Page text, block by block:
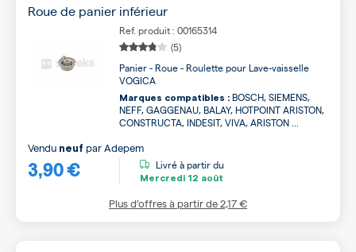
Roue de panier inférieur
Ref. produit : 00165314
(5)
Panier - Roue - Roulette pour Lave-vaisselle
VOGICA
Marques compatibles : BOSCH, SIEMENS,
NEFF, GAGGENAU, BALAY, HOTPOINT ARISTON,
CONSTRUCTA, INDESIT, VIVA, ARISTON ...
3,90 €
Vendu neuf parAdepem
Livré à partir du
Mercredi 12 août
Plus d’offres à partir de2,17 €